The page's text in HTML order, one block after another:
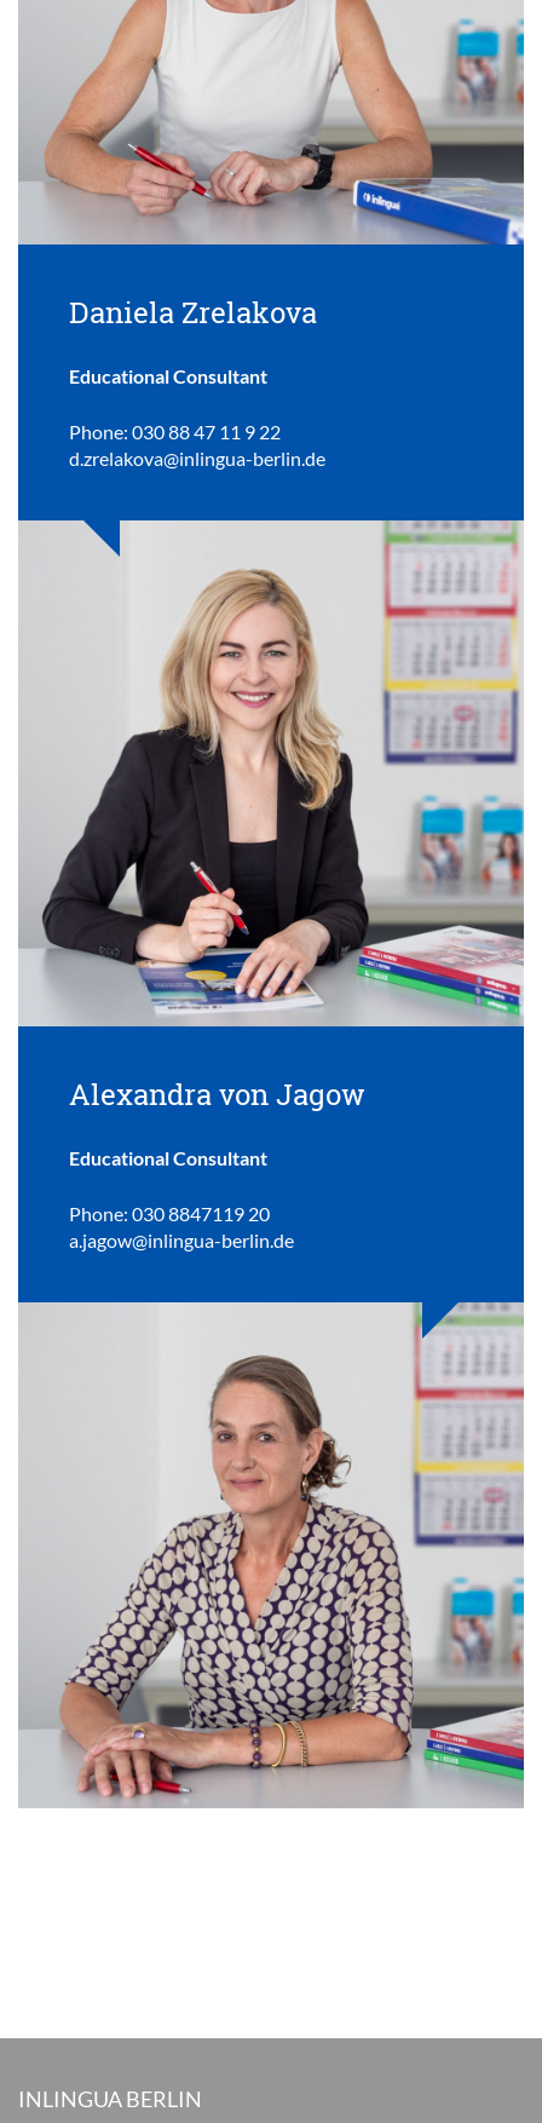
Daniela Zrelakova
Educational Consultant
Phone: 030 88 47 11 9 22
d.zrelakova@inlingua-berlin.de
Alexandra von Jagow
Educational Consultant
Phone: 030 8847119 20
a.jagow@inlingua-berlin.de
INLINGUA BERLIN